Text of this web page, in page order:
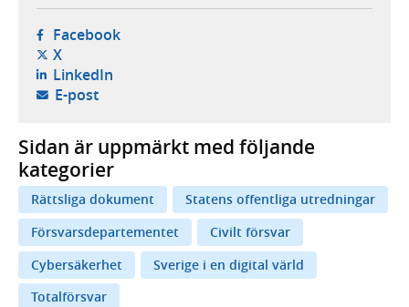
Facebook- öppnas i ny flik, extern webbplats,
X- öppnas i ny flik, extern webbplats,
LinkedIn- öppnas i ny flik, extern webbplats,
E-post- öppnar din e-postklient,
Sidan är uppmärkt med följande
kategorier
Rättsliga dokument
Statens offentliga utredningar
Försvarsdepartementet
Civilt försvar
Cybersäkerhet
Sverige i en digital värld
Totalförsvar